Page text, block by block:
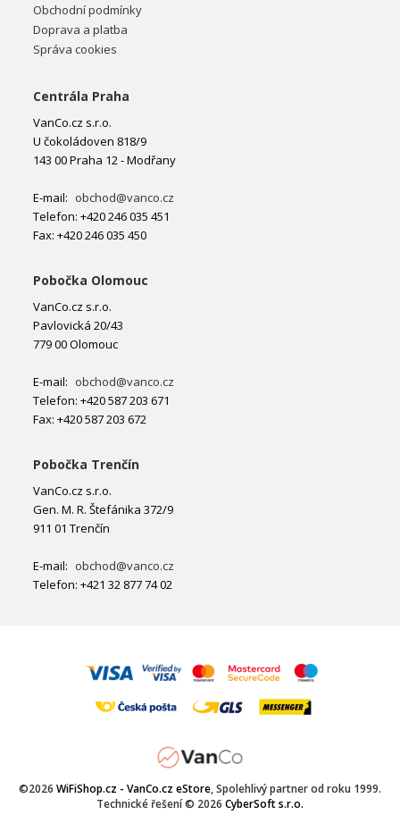
Obchodní podmínky
Doprava a platba
Správa cookies
Centrála Praha
VanCo.cz s.r.o.
U čokoládoven 818/9
143 00 Praha 12 - Modřany
E-mail: obchod@vanco.cz
Telefon: +420 246 035 451
Fax: +420 246 035 450
Pobočka Olomouc
VanCo.cz s.r.o.
Pavlovická 20/43
779 00 Olomouc
E-mail: obchod@vanco.cz
Telefon: +420 587 203 671
Fax: +420 587 203 672
Pobočka Trenčín
VanCo.cz s.r.o.
Gen. M. R. Štefánika 372/9
911 01 Trenčín
E-mail: obchod@vanco.cz
Telefon: +421 32 877 74 02
©2026 WiFiShop.cz - VanCo.cz eStore, Spolehlivý partner od roku 1999.
Technické řešení © 2026 CyberSoft s.r.o.